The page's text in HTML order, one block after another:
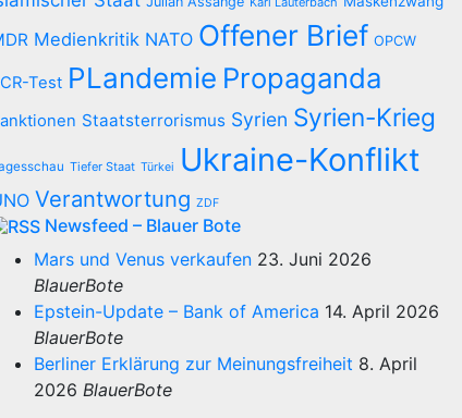
Medienkritik NATO Offener Brief OPCW
Test PLandemie Propaganda
Staatsterrorismus Syrien Syrien-Krieg
Tiefer Staat Türkei Ukraine-Konflikt
Verantwortung ZDF
Newsfeed – Blauer Bote
Mars und Venus verkaufen 23. Juni 2026
BlauerBote
Epstein-Update – Bank of America 14. April 2026
BlauerBote
Berliner Erklärung zur Meinungsfreiheit 8. April
2026 BlauerBote